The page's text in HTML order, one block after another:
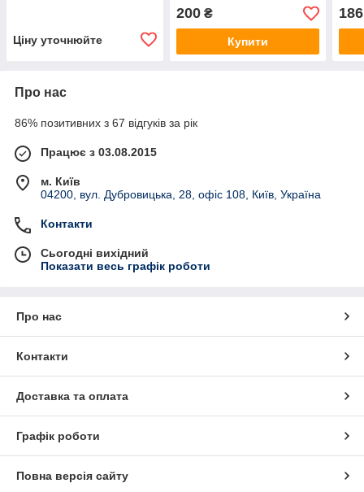
Ціну уточнюйте
200₴
Купити
186
Про нас
86% позитивних з 67 відгуків за рік
Працює з 03.08.2015
м. Київ
04200, вул. Дубровицька, 28, офіс 108, Київ, Україна
Контакти
Сьогодні вихідний
Показати весь графік роботи
Про нас
Контакти
Доставка та оплата
Графік роботи
Повна версія сайту